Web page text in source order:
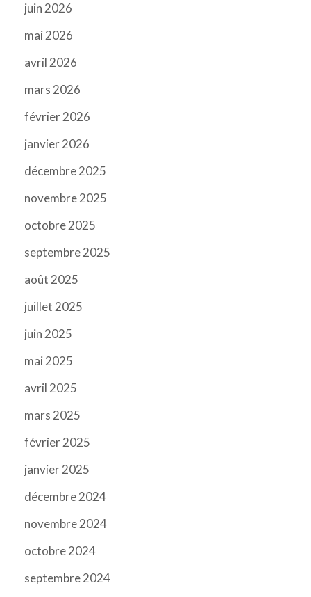
juin 2026
mai 2026
avril 2026
mars 2026
février 2026
janvier 2026
décembre 2025
novembre 2025
octobre 2025
septembre 2025
août 2025
juillet 2025
juin 2025
mai 2025
avril 2025
mars 2025
février 2025
janvier 2025
décembre 2024
novembre 2024
octobre 2024
septembre 2024